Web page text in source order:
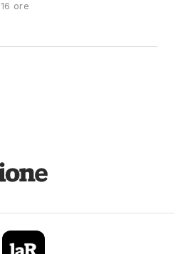
16 ore